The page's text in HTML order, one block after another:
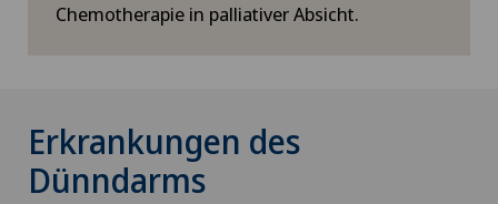
Chemotherapie in palliativer Absicht.
Erkrankungen des
Dünndarms